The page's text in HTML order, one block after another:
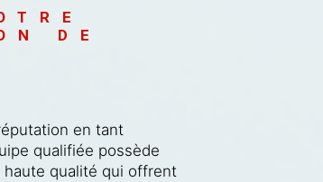
DE
en tant
qualifiée possède
qualité qui offrent